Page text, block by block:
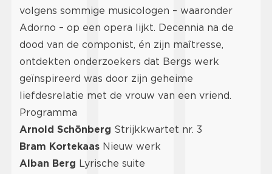
volgens sommige musicologen – waaronder
Adorno – op een opera lijkt. Decennia na de
dood van de componist, én zijn maîtresse,
ontdekten onderzoekers dat Bergs werk
geïnspireerd was door zijn geheime
liefdesrelatie met de vrouw van een vriend.
Programma
Arnold Schönberg Strijkkwartet nr. 3
Bram Kortekaas Nieuw werk
Alban Berg Lyrische suite